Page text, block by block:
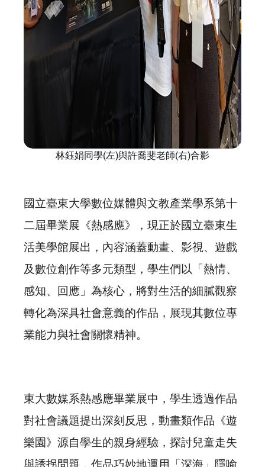
林鈺娟同學(左)與許喬斐老師(右)合影
國立臺東大學數位媒體與文教產業學系第十
二屆畢業展《熱感應》，現正於國立臺東生
活美學館展出，內容涵蓋動畫、影視、遊戲
及數位創作等多元類型，學生們以「熱情、
感知、回應」為核心，將對生活的細膩觀察
轉化為深具社會意義的作品，展現其數位專
業能力與社會關懷精神。
東大數媒系熱感應畢業展中，學生透過作品
對社會議題提出深刻反思，動畫類作品《遊
樂園》源自學生的親身經驗，探討兒童走失
與誘拐問題，作品巧妙地運用「深海」隱喻